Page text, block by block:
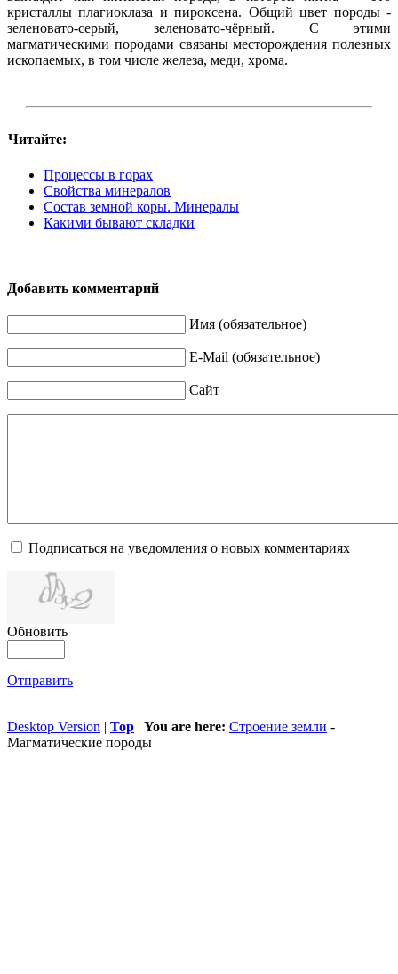
кристаллы плагиоклаза и пироксена. Общий цвет породы -
зеленовато-серый, зеленовато-чёрный. С этими
магматическими породами связаны месторождения полезных
ископаемых, в том числе железа, меди, хрома.
Читайте:
Процессы в горах
Свойства минералов
Состав земной коры. Минералы
Какими бывают складки
Добавить комментарий
Имя (обязательное)
E-Mail (обязательное)
Сайт
Подписаться на уведомления о новых комментариях
Обновить
Отправить
Desktop Version | Top | You are here: Строение земли -
Магматические породы